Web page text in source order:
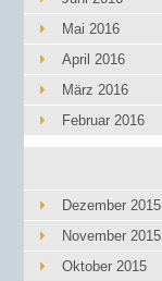
Mai 2016
April 2016
März 2016
Februar 2016
Dezember 2015
November 2015
Oktober 2015